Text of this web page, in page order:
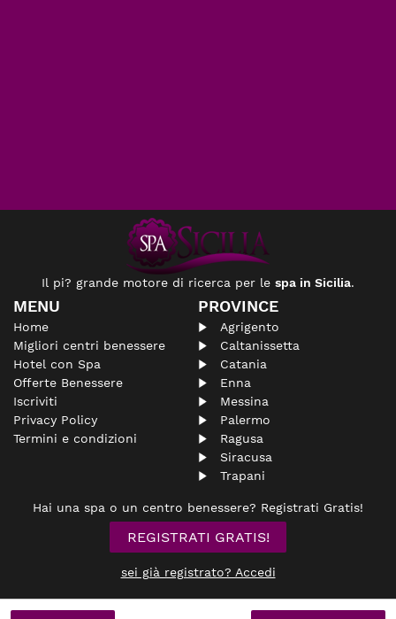
Il pi? grande motore di ricerca per le spa in Sicilia.
MENU
Home
Migliori centri benessere
Hotel con Spa
Offerte Benessere
Iscriviti
Privacy Policy
Termini e condizioni
PROVINCE
Agrigento
Caltanissetta
Catania
Enna
Messina
Palermo
Ragusa
Siracusa
Trapani
Hai una spa o un centro benessere? Registrati Gratis!
REGISTRATI GRATIS!
sei già registrato? Accedi